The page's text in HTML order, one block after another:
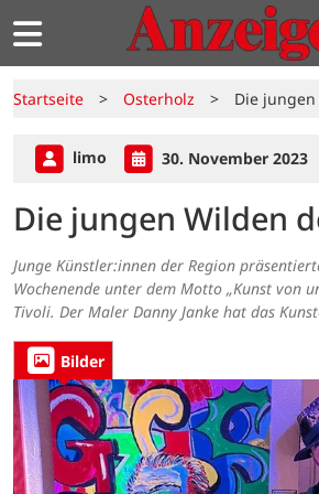
Startseite > Osterholz > Die
limo 30. November 2023
Die jungen Wilden
Junge Künstler:innen der Region
Wochenende unter dem Motto „Kunst von
Tivoli. Der Maler Danny Janke hat das
Bilder